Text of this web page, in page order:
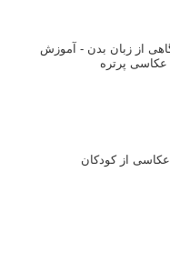
از زبان بدن - آموزش
از کودکان